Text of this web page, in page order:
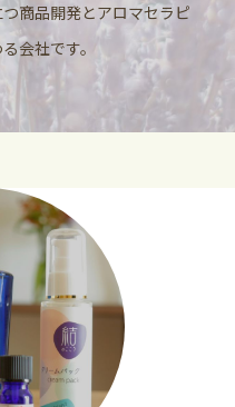
商品開発とアロマセラピ
会社です。